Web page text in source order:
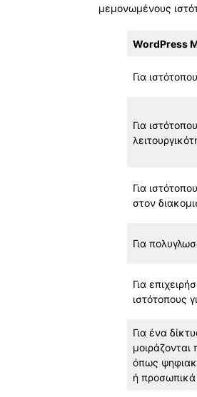
μεμονωμένους
WordPress
Για
Για
Για
στον
Για
Για
ιστότοπους
Για ένα
όπως
ή προσωπικά